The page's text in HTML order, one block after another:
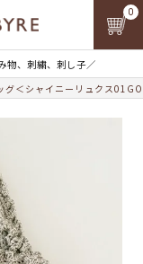
物、刺繍、刺し子／
0
グ＜シャイニーリュクス